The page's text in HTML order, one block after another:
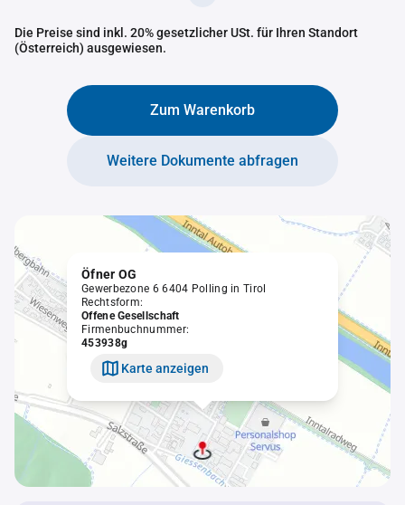
Die Preise sind inkl. 20% gesetzlicher USt. für Ihren Standort
(Österreich) ausgewiesen.
Zum Warenkorb
Weitere Dokumente abfragen
Öfner OG
Gewerbezone 6 6404 Polling in Tirol
Rechtsform:
Offene Gesellschaft
Firmenbuchnummer:
453938g
Karte anzeigen